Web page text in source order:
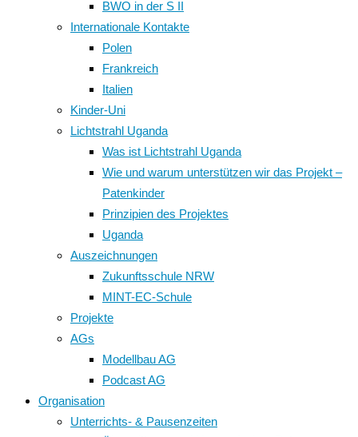
BWO in der S II
Internationale Kontakte
Polen
Frankreich
Italien
Kinder-Uni
Lichtstrahl Uganda
Was ist Lichtstrahl Uganda
Wie und warum unterstützen wir das Projekt –
Patenkinder
Prinzipien des Projektes
Uganda
Auszeichnungen
Zukunftsschule NRW
MINT-EC-Schule
Projekte
AGs
Modellbau AG
Podcast AG
Organisation
Unterrichts- & Pausenzeiten